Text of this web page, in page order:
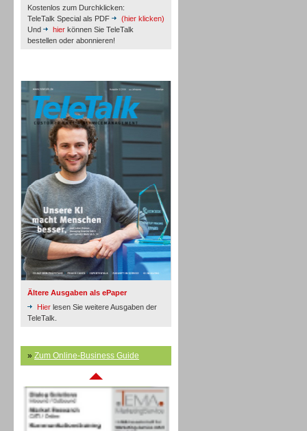
Kostenlos zum Durchklicken:
TeleTalk Special als PDF
(hier klicken)
Und
hier können Sie TeleTalk
bestellen oder abonnieren!
Ältere Ausgaben als ePaper
Hier lesen Sie weitere Ausgaben der
TeleTalk.
» Zum Online-Business Guide
Inbound
Inbound